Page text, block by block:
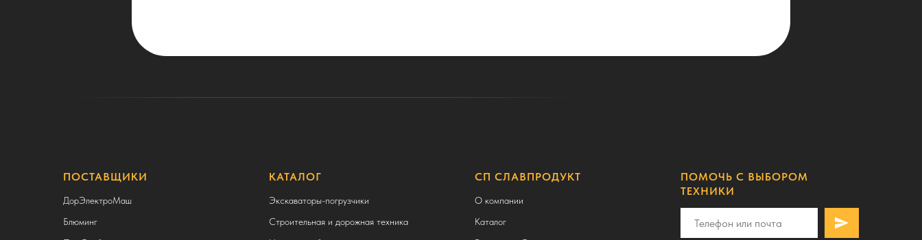
ПОСТАВЩИКИ
ДорЭлектроМаш
Блюминг
КАТАЛОГ
Экскаваторы-погрузчики
Строительная и дорожная техника
СП СЛАВПРОДУКТ
О компании
Каталог
ПОМОЧЬ С ВЫБОРОМ
ТЕХНИКИ